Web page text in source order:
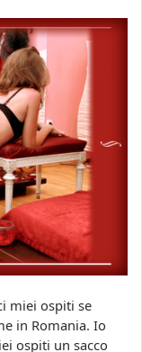
miei ospiti se
in Romania. Io
ospiti un sacco